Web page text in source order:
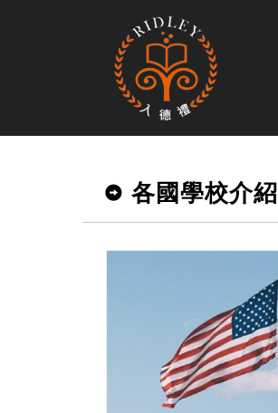
各國學校介紹